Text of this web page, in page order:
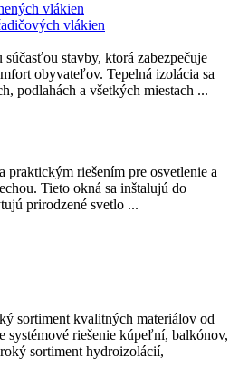
vlákien
vlákien
stavby, ktorá zabezpečuje
obyvateľov. Tepelná izolácia sa
podlahách a všetkých miestach ...
praktickým riešením pre osvetlenie a
Tieto okná sa inštalujú do
prirodzené svetlo ...
sortiment kvalitných materiálov od
systémové riešenie kúpeľní, balkónov,
sortiment hydroizolácií,